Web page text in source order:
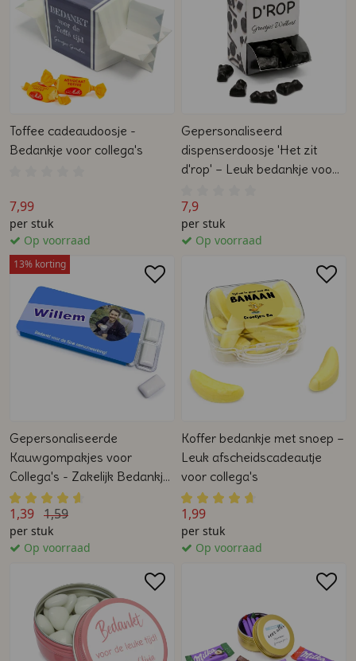
Toffee cadeaudoosje -
Bedankje voor collega's
7,99
per stuk
Op voorraad
Gepersonaliseerd
dispenserdoosje 'Het zit
d'rop' – Leuk bedankje voor
7,9
per stuk
Op voorraad
13% korting
Gepersonaliseerde
Kauwgompakjes voor
Collega's - Zakelijk Bedankje
met Logo of Foto
1,39 1,59
per stuk
Op voorraad
Koffer bedankje met snoep –
Leuk afscheidscadeautje
voor collega's
1,99
per stuk
Op voorraad